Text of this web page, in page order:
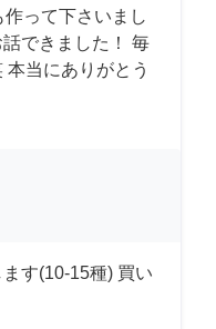
って下さいまし
できました！ 毎
当にありがとう
す(10-15種) 買い